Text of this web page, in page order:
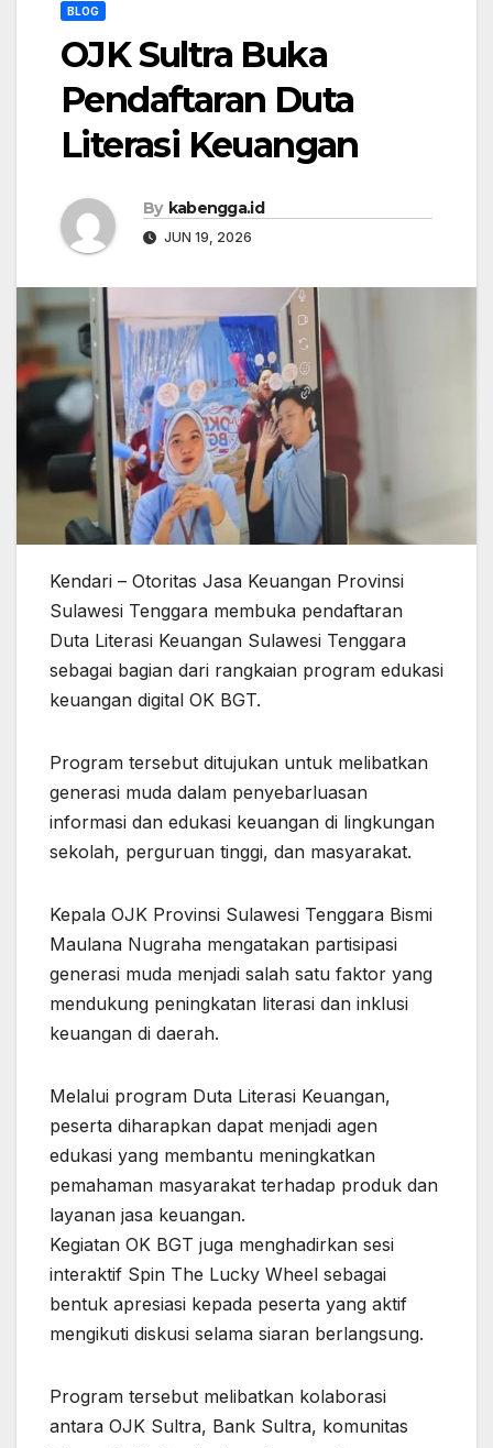
BLOG
OJK Sultra Buka
Pendaftaran Duta
Literasi Keuangan
By kabengga.id
JUN 19, 2026
Kendari – Otoritas Jasa Keuangan Provinsi
Sulawesi Tenggara membuka pendaftaran
Duta Literasi Keuangan Sulawesi Tenggara
sebagai bagian dari rangkaian program edukasi
keuangan digital OK BGT.
Program tersebut ditujukan untuk melibatkan
generasi muda dalam penyebarluasan
informasi dan edukasi keuangan di lingkungan
sekolah, perguruan tinggi, dan masyarakat.
Kepala OJK Provinsi Sulawesi Tenggara Bismi
Maulana Nugraha mengatakan partisipasi
generasi muda menjadi salah satu faktor yang
mendukung peningkatan literasi dan inklusi
keuangan di daerah.
Melalui program Duta Literasi Keuangan,
peserta diharapkan dapat menjadi agen
edukasi yang membantu meningkatkan
pemahaman masyarakat terhadap produk dan
layanan jasa keuangan.
Kegiatan OK BGT juga menghadirkan sesi
interaktif Spin The Lucky Wheel sebagai
bentuk apresiasi kepada peserta yang aktif
mengikuti diskusi selama siaran berlangsung.
Program tersebut melibatkan kolaborasi
antara OJK Sultra, Bank Sultra, komunitas